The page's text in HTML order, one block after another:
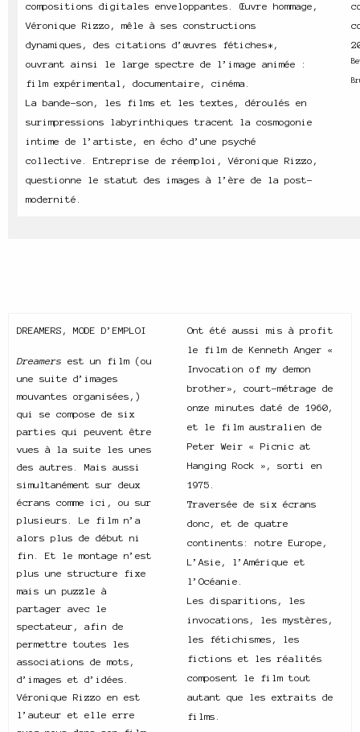
compositions digitales enveloppantes. Œuvre hommage,
Véronique Rizzo, mêle à ses constructions
dynamiques, des citations d’œuvres fétiches*,
ouvrant ainsi le large spectre de l’image animée :
film expérimental, documentaire, cinéma.
La bande-son, les films et les textes, déroulés en
surimpressions labyrinthiques tracent la cosmogonie
intime de l’artiste, en écho d’une psyché
collective. Entreprise de réemploi, Véronique Rizzo,
questionne le statut des images à l’ère de la post-
modernité.
DREAMERS, MODE D’EMPLOI
Dreamers est un film (ou
une suite d’images
mouvantes organisées,)
qui se compose de six
parties qui peuvent être
vues à la suite les unes
des autres. Mais aussi
simultanément sur deux
écrans comme ici, ou sur
plusieurs. Le film n’a
alors plus de début ni
fin. Et le montage n’est
plus une structure fixe
mais un puzzle à
partager avec le
spectateur, afin de
permettre toutes les
associations de mots,
d’images et d’idées.
Véronique Rizzo en est
l’auteur et elle erre
Ont été aussi mis à profit
le film de Kenneth Anger «
Invocation of my demon
brother», court-métrage de
onze minutes daté de 1960,
et le film australien de
Peter Weir « Picnic at
Hanging Rock », sorti en
1975.
Traversée de six écrans
donc, et de quatre
continents: notre Europe,
L’Asie, l’Amérique et
l’Océanie.
Les disparitions, les
invocations, les mystères,
les fétichismes, les
fictions et les réalités
composent le film tout
autant que les extraits de
films.